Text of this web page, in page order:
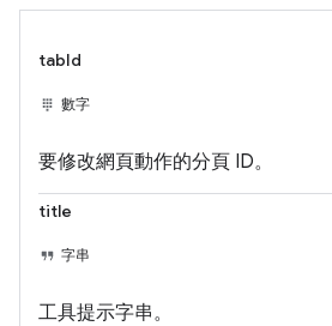
tabId
數字
要修改網頁動作的分頁 ID。
title
字串
工具提示字串。